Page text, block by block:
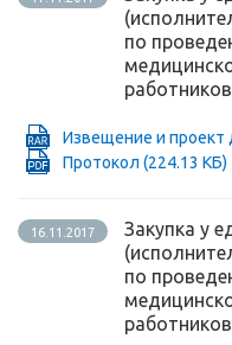
по
Извещение и проект
Протокол (224.13 КБ)
16.11.2017
Закупка у
по